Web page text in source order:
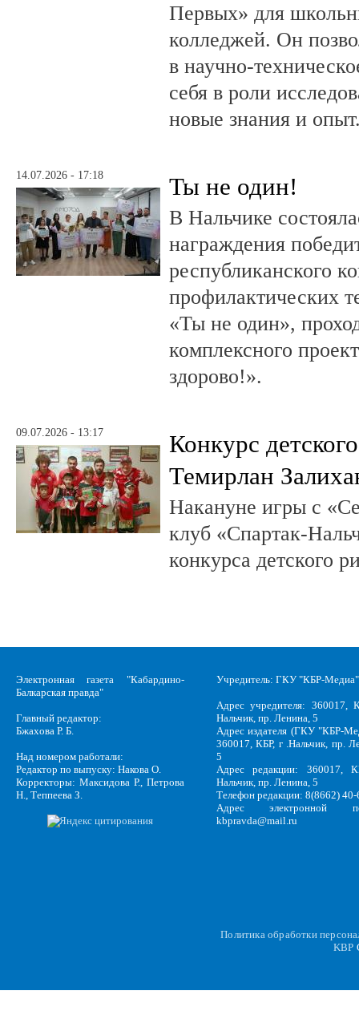
Первых» для
колледжей. Он
в научно-
себя в роли
новые знания и
14.07.2026 - 17:18 Ты не один!
В Нальчике
награждения
республиканского
профилактических
«Ты не один»,
комплексного
здорово!».
09.07.2026 - 13:17
Конкурс
Темирлан
Накануне игры с
клуб «Спартак-
конкурса детского
Электронная газета "Кабардино-
Балкарская правда"
Главный редактор:
Бжахова Р. Б.
Над номером работали:
Редактор по выпуску: Накова О.
Корректоры: Максидова Р., Петрова
Н., Теппеева З.
Учредитель: ГКУ "КБР-Медиа"
Адрес учредителя: 360017,
Нальчик, пр. Ленина, 5
Адрес издателя (ГКУ "КБР-
360017, КБР, г .Нальчик, пр.
5
Адрес редакции: 360017,
Нальчик, пр. Ленина, 5
Телефон редакции: 8(8662)
Адрес электронной
kbpravda@mail.ru
Политика обработки
KBP